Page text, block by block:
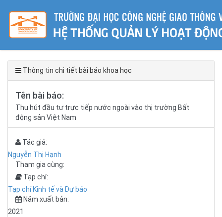
Thông tin chi tiết bài báo khoa học
Tên bài báo:
Thu hút đầu tư trực tiếp nước ngoài vào thị trường Bất
động sản Việt Nam
Tác giả:
Nguyễn Thị Hạnh
Tham gia cùng:
Tạp chí:
Tạp chí Kinh tế và Dự báo
Năm xuất bản:
2021